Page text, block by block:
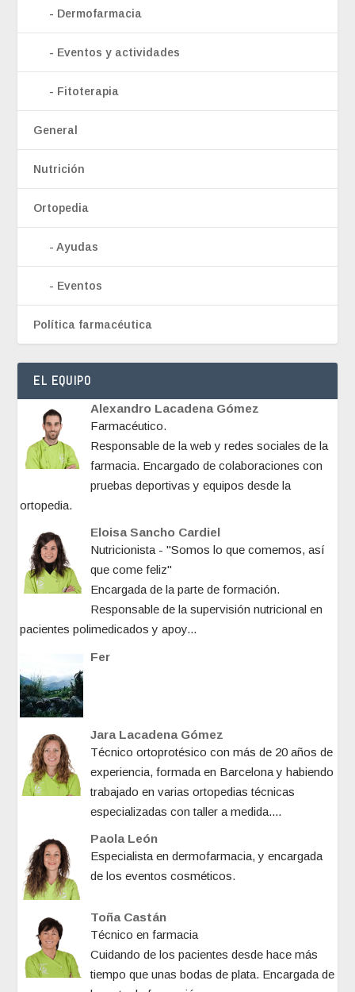
Dermofarmacia
Eventos y actividades
Fitoterapia
General
Nutrición
Ortopedia
Ayudas
Eventos
Política farmacéutica
EL EQUIPO
Alexandro Lacadena Gómez
Farmacéutico.
Responsable de la web y redes sociales de la
farmacia. Encargado de colaboraciones con
pruebas deportivas y equipos desde la
ortopedia.
Eloisa Sancho Cardiel
Nutricionista - "Somos lo que comemos, así
que come feliz"
Encargada de la parte de formación.
Responsable de la supervisión nutricional en
pacientes polimedicados y apoy...
Fer
Jara Lacadena Gómez
Técnico ortoprotésico con más de 20 años de
experiencia, formada en Barcelona y habiendo
trabajado en varias ortopedias técnicas
especializadas con taller a medida....
Paola León
Especialista en dermofarmacia, y encargada
de los eventos cosméticos.
Toña Castán
Técnico en farmacia
Cuidando de los pacientes desde hace más
tiempo que unas bodas de plata. Encargada de